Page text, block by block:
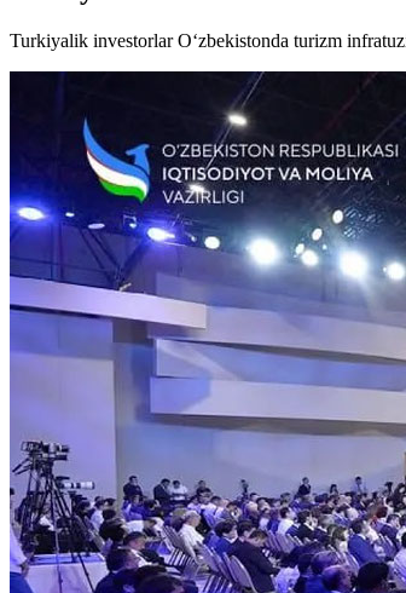
Turkiyalik investorlar O‘zbekistonda turizm